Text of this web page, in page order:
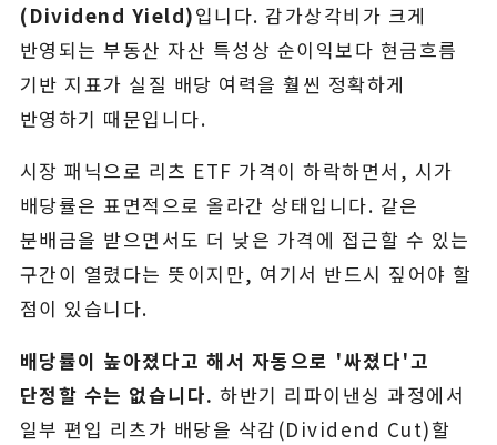
(Dividend Yield)입니다. 감가상각비가 크게
반영되는 부동산 자산 특성상 순이익보다 현금흐름
기반 지표가 실질 배당 여력을 훨씬 정확하게
반영하기 때문입니다.
시장 패닉으로 리츠 ETF 가격이 하락하면서, 시가
배당률은 표면적으로 올라간 상태입니다. 같은
분배금을 받으면서도 더 낮은 가격에 접근할 수 있는
구간이 열렸다는 뜻이지만, 여기서 반드시 짚어야 할
점이 있습니다.
배당률이 높아졌다고 해서 자동으로 '싸졌다'고
단정할 수는 없습니다. 하반기 리파이낸싱 과정에서
일부 편입 리츠가 배당을 삭감(Dividend Cut)할